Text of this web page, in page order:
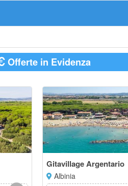
Offerte in Evidenza
Gitavillage Argentario
Albinia